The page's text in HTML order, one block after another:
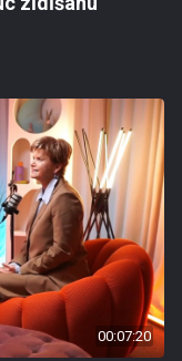
00:07:20